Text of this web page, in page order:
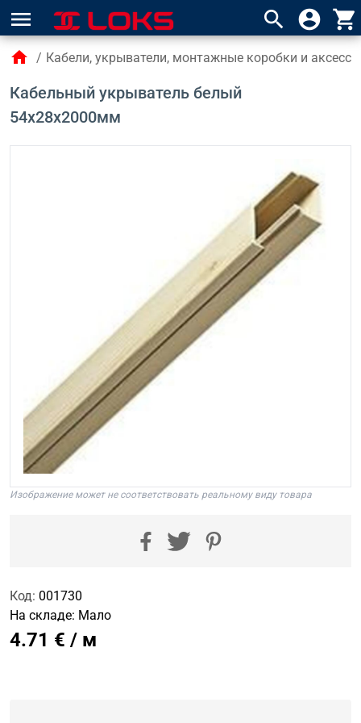
menu search account_circle shopping_cart
home / Кабели, укрыватели, монтажные коробки и
Кабельный укрыватель белый
54x28x2000мм
Изображение может не соответствовать реальному виду товара
Код: 001730
На складе: Мало
4.71 € / м